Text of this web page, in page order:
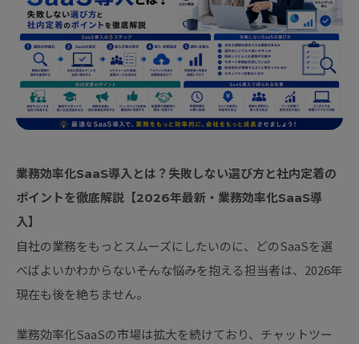
業務効率化SaaS導入とは？失敗しない選び方と社内定着の
ポイントを徹底解説【2026年最新・業務効率化SaaS導
入】
自社の業務をもっとスムーズにしたいのに、どのSaaSを選
べばよいかわからない――そんな悩みを抱える担当者は、2026年
現在も後を絶ちません。
業務効率化SaaSの市場は拡大を続けており、チャットツー